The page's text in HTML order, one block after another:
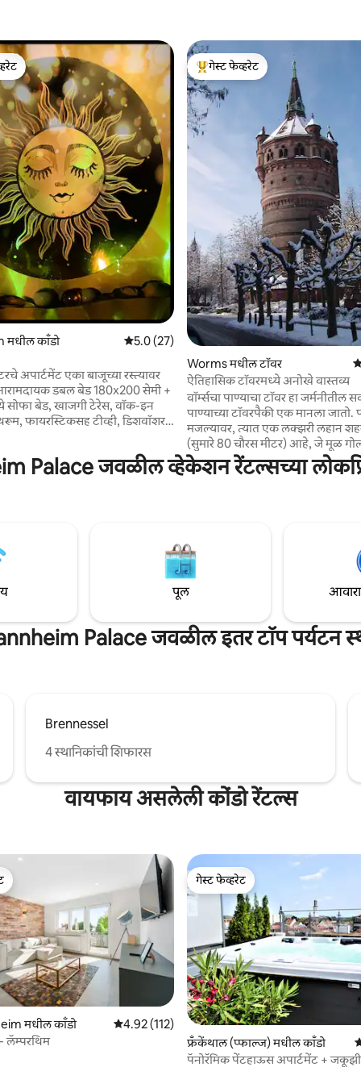
रिव्ह्यूज
मधील काँडो 5 पैकी 5.0 सरासरी रेटिंग, 27 रिव्ह्यूज
5.0 (27)
अपार्टमेंट एका बाजूच्या रस्त्यावर
डबल बेड 180x200 सेमी +
सोफा बेड, खाजगी टेरेस, वॉक-इन
फायरस्टिकसह टीव्ही, डिशवॉशर,
आहे. मध्यवर्ती निवासस्थान, टाऊन
अंतरावर, शॉपिंग, रेस्टॉरंट्स
टॉप गेस्ट फेव्हरेट
गेस्ट फेव्हरेट
Worms मधील टॉवर 5
ऐतिहासिक टॉवरमध्ये अनोखे वास्तव्य
वॉर्म्सचा पाण्याचा टॉवर हा जर्मनीतील
पाण्याच्या टॉवरपैकी एक मानला जातो. पहिल्या
मजल्यावर, त्यात एक लक्झरी लहान
(सुमारे 80 चौरस मीटर) आहे, जे मूळ
आणि भरपूर प्रकाश - 6 मोठ्या
आश्चर्यचकित करते. येथे जोडप्यांना आराम वाटेल.
वातावरणात आराम करण्याची संधी
Palace जवळील व्हेकेशन रेंटल्सच्या
पूल
Palace जवळील इतर टॉप पर्यटन
Brennessel
4 स्थानिकांची शिफारस
वायफाय असलेली कोंडो रेंटल्स
रिव्ह्यूज
मधील काँडो 5 पैकी 4.92 सरासरी रेटिंग, 112 रिव्ह्यूज
4.92 (112)
लॅम्परथिम
गेस्ट फेव्हरेट
गेस्ट फेव्हरेट
फ्रँकेंथाल (प्फाल्ज) मधील काँडो
पॅनोरॅमिक पेंटहाऊस अपार्टमेंट + जकूझी